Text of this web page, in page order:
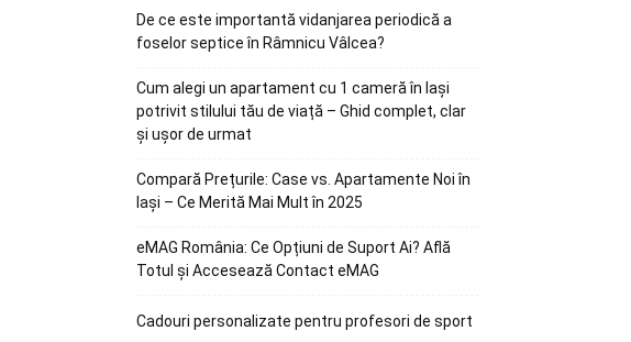
De ce este importantă vidanjarea periodică a
foselor septice în Râmnicu Vâlcea?
Cum alegi un apartament cu 1 cameră în Iași
potrivit stilului tău de viață – Ghid complet, clar
și ușor de urmat
Compară Prețurile: Case vs. Apartamente Noi în
Iași – Ce Merită Mai Mult în 2025
eMAG România: Ce Opțiuni de Suport Ai? Află
Totul și Accesează Contact eMAG
Cadouri personalizate pentru profesori de sport